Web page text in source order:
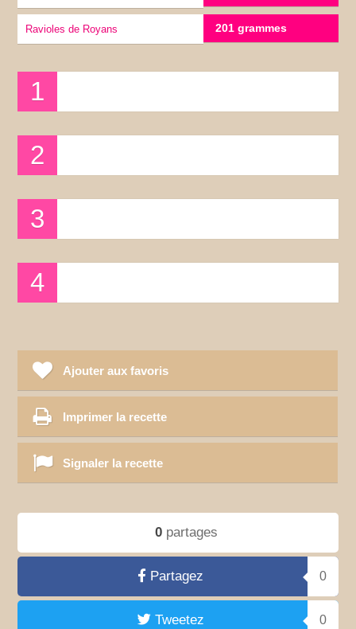
ravioles de Royans 201 grammes
Ajouter aux favoris
Imprimer la recette
Signaler la recette
0partages
Partagez 0
Tweetez 0